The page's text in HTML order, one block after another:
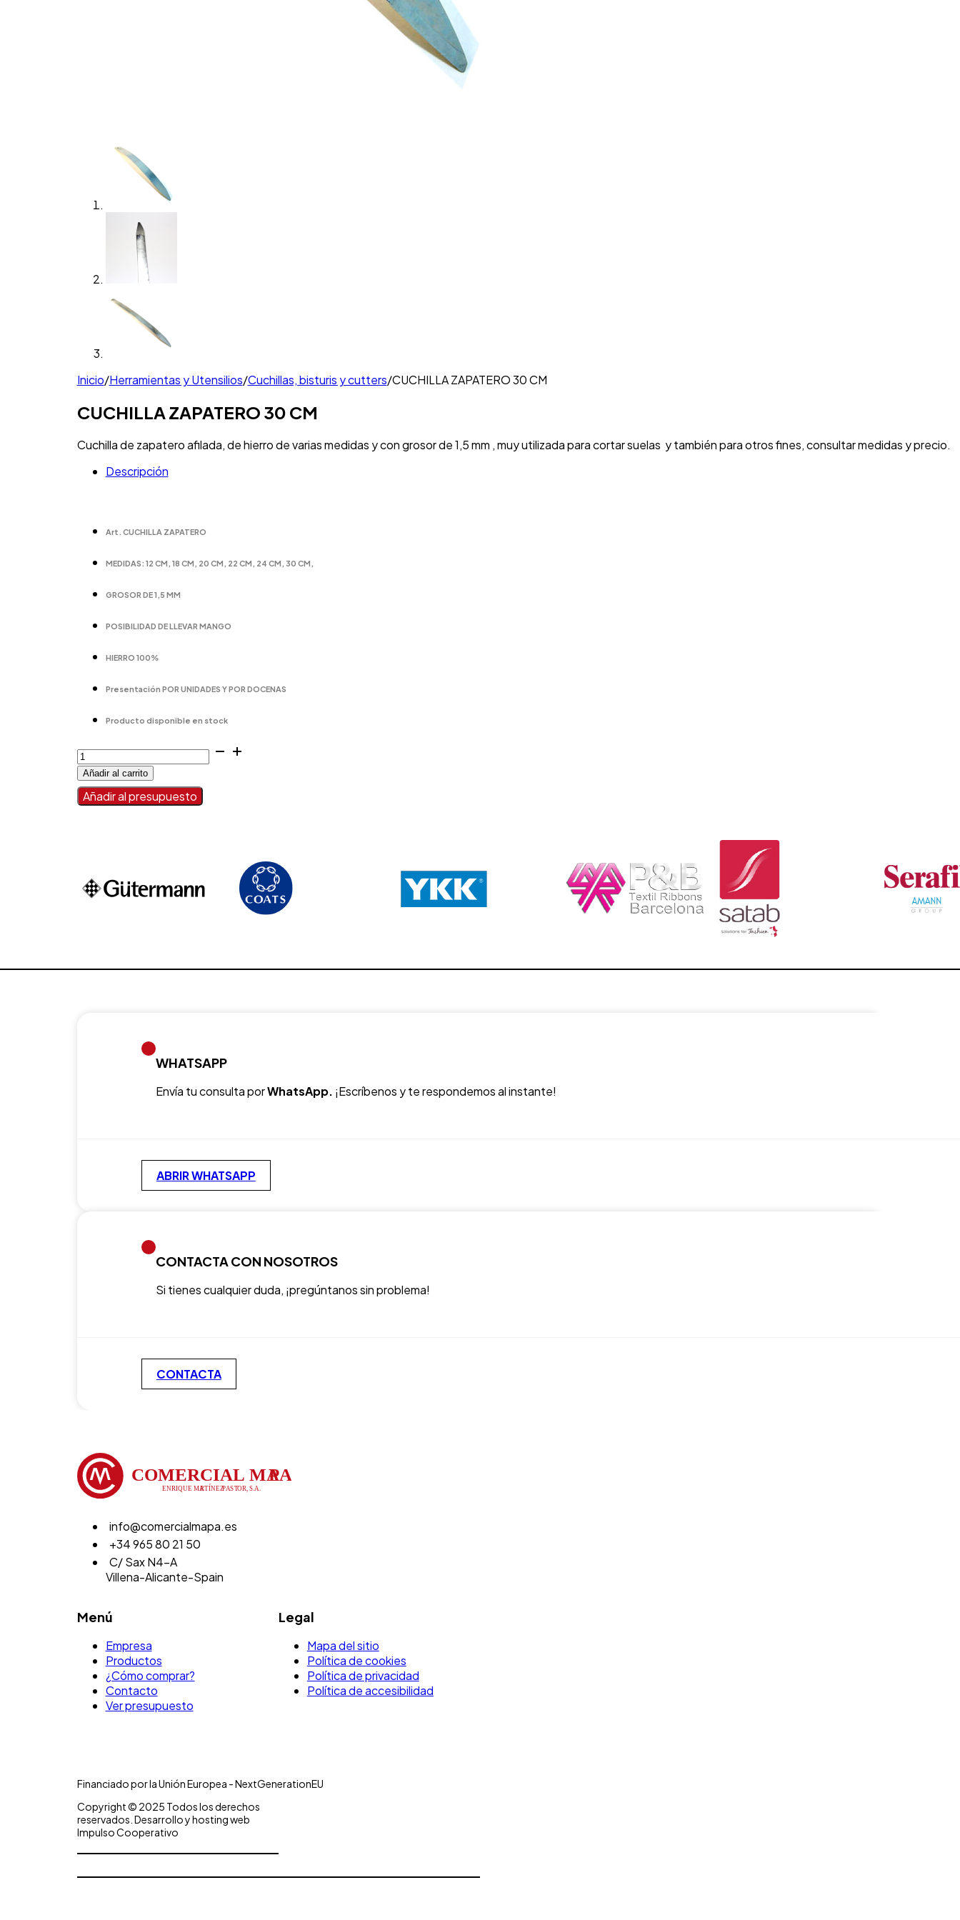
Inicio/Herramientas y Utensilios/Cuchillas, bisturis y cutters/CUCHILLA ZAPATERO 30 CM
CUCHILLA ZAPATERO 30 CM
Cuchilla de zapatero afilada, de hierro de varias medidas y con grosor de 1,5 mm , muy utilizada para cortar suelas y también para otros fines, consultar medidas y precio.
Descripción
Art. CUCHILLA ZAPATERO
MEDIDAS: 12 CM, 18 CM, 20 CM, 22 CM, 24 CM, 30 CM,
GROSOR DE 1,5 MM
POSIBILIDAD DE LLEVAR MANGO
HIERRO 100%
Presentación POR UNIDADES Y POR DOCENAS
Producto disponible en stock
CUCHILLA
ZAPATERO
30
CM
cantidad
Añadir al carrito
Añadir al presupuesto
WHATSAPP
Envía tu consulta porWhatsApp. ¡Escríbenos y te respondemos al instante!
ABRIR WHATSAPP
CONTACTA CON NOSOTROS
Si tienes cualquier duda, ¡pregúntanos sin problema!
CONTACTA
info@comercialmapa.es
+34 965 80 21 50
C/ Sax N4-A
Villena-Alicante-Spain
Menú
Empresa
Productos
¿Cómo comprar?
Contacto
Ver presupuesto
Legal
Mapa del sitio
Política de cookies
Política de privacidad
Política de accesibilidad
Financiado por la Unión Europea - NextGenerationEU
Copyright © 2025 Todos los derechos
reservados. Desarrollo y hosting web
Impulso Cooperativo